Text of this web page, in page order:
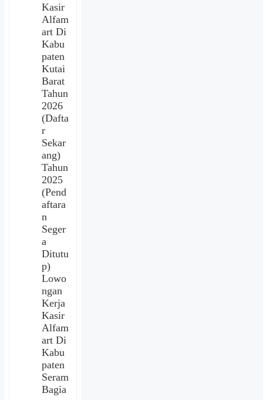
Kasir
Alfam
art Di
Kabu
paten
Kutai
Barat
Tahun
2026
(Dafta
r
Sekar
ang)
Tahun
2025
(Pend
aftara
n
Seger
a
Ditutu
p)
Lowo
ngan
Kerja
Kasir
Alfam
art Di
Kabu
paten
Seram
Bagia